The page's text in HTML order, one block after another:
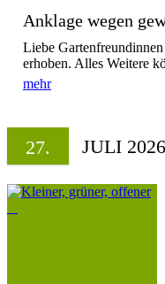
Anklage wegen
Liebe
erhoben. Alles Weitere
mehr
27. JULI 2026